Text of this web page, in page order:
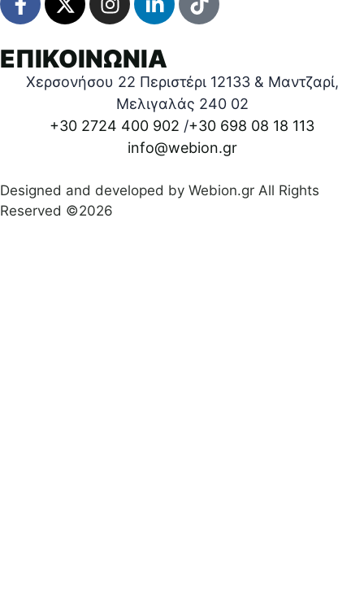
ΕΠΙΚΟΙΝΩΝΙΑ
Χερσονήσου 22 Περιστέρι 12133 & Μαντζαρί,
Μελιγαλάς 240 02
+30 2724 400 902 /+30 698 08 18 113
info@webion.gr
Designed and developed by Webion.gr All Rights
Reserved ©2026